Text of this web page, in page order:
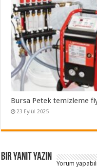
Bursa Petek temizleme
23 Eylül 2025
Bir yanıt yazın
Yorum